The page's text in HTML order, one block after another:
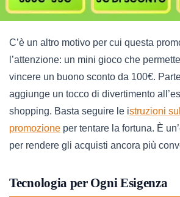
C’è un altro motivo per cui questa
l’attenzione: un mini gioco che
vincere un buono sconto da 100€.
aggiunge un tocco di divertimento
shopping. Basta seguire le istruzioni
promozione per tentare la fortuna. È
per rendere gli acquisti ancora più
Tecnologia per Ogni Esigenza